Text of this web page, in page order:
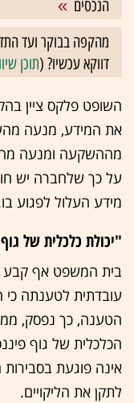
הנכסים
מהקפה בבוקר ועד
דווקא עכשיו? (תוכן
השופט פלקס ציין
את המידע, מנעה
מההשקעה ומנעה
על כך שלחברה יש
מידע העלול לפגוע
"יכולת כלכלית של
בית המשפט אף קבע
עובדתית לטענתה
הטענה, כך נפסק,
הכלכלית של גוף
אינה פוגעת
לתקן את הליקויים.